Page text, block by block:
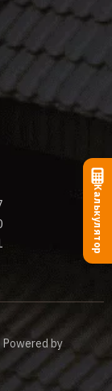
by
Калькулятор